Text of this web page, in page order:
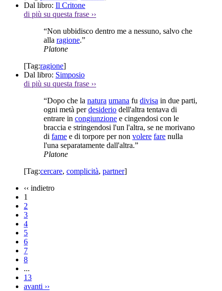
Dal libro: Il Critone
di più su questa frase ››
“Non ubbidisco dentro me a nessuno, salvo che
alla ragione.”
Platone
[Tag:ragione]
Dal libro: Simposio
di più su questa frase ››
“Dopo che la natura umana fu divisa in due parti,
ogni metà perdesiderio dell'altra tentava di
entrare in congiunzione e cingendosi con le
braccia e stringendosi l'un l'altra, se ne morivano
di fame e di torpore per non volere fare nulla
l'una separatamente dall'altra.”
Platone
[Tag:cercare, complicità, partner]
‹‹ indietro
1
2
3
4
5
6
7
8
...
13
avanti ››